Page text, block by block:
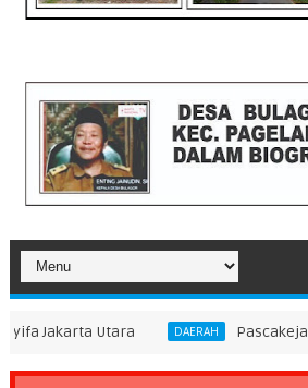
DAERAH Pascakejadian Insiden